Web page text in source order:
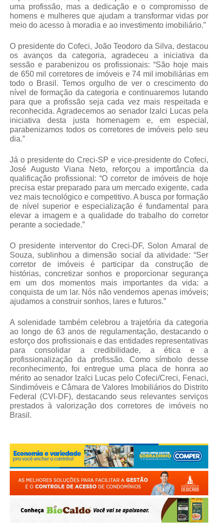
uma profissão, mas a dedicação e o compromisso de
homens e mulheres que ajudam a transformar vidas por
meio do acesso à moradia e ao investimento imobiliário.”
O presidente do Cofeci, João Teodoro da Silva, destacou
os avanços da categoria, agradeceu a iniciativa da
sessão e parabenizou os profissionais: “São hoje mais
de 650 mil corretores de imóveis e 74 mil imobiliárias em
todo o Brasil. Temos orgulho de ver o crescimento do
nível de formação da categoria e continuaremos lutando
para que a profissão seja cada vez mais respeitada e
reconhecida. Agradecemos ao senador Izalci Lucas pela
iniciativa desta justa homenagem e, em especial,
parabenizamos todos os corretores de imóveis pelo seu
dia.”
Já o presidente do Creci-SP e vice-presidente do Cofeci,
José Augusto Viana Neto, reforçou a importância da
qualificação profissional: “O corretor de imóveis de hoje
precisa estar preparado para um mercado exigente, cada
vez mais tecnológico e competitivo. A busca por formação
de nível superior e especialização é fundamental para
elevar a imagem e a qualidade do trabalho do corretor
perante a sociedade.”
O presidente interventor do Creci-DF, Solon Amaral de
Souza, sublinhou a dimensão social da atividade: “Ser
corretor de imóveis é participar da construção de
histórias, concretizar sonhos e proporcionar segurança
em um dos momentos mais importantes da vida: a
conquista de um lar. Nós não vendemos apenas imóveis;
ajudamos a construir sonhos, lares e futuros.”
A solenidade também celebrou a trajetória da categoria
ao longo de 63 anos de regulamentação, destacando o
esforço dos profissionais e das entidades representativas
para consolidar a credibilidade, a ética e a
profissionalização da profissão. Como símbolo desse
reconhecimento, foi entregue uma placa de honra ao
mérito ao senador Izalci Lucas pelo Cofeci/Creci, Fenaci,
Sindimóveis e Câmara de Valores Imobiliários do Distrito
Federal (CVI-DF), destacando seus relevantes serviços
prestados à valorização dos corretores de imóveis no
Brasil.